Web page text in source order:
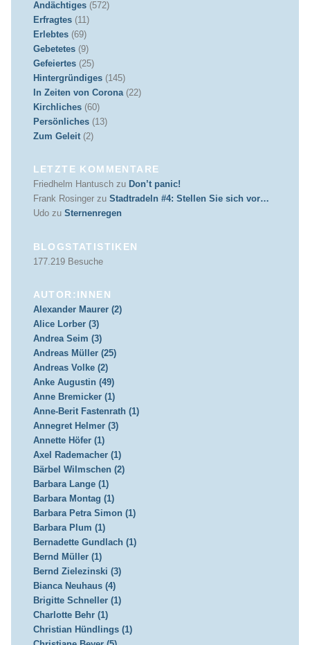
Andächtiges(572)
Erfragtes(11)
Erlebtes(69)
Gebetetes(9)
Gefeiertes(25)
Hintergründiges(145)
In Zeiten von Corona(22)
Kirchliches(60)
Persönliches(13)
Zum Geleit(2)
LETZTE KOMMENTARE
Friedhelm Hantuschzu Don’t panic!
Frank Rosingerzu Stadtradeln #4: Stellen Sie sich vor…
Udozu Sternenregen
BLOGSTATISTIKEN
177.219 Besuche
AUTOR:INNEN
Alexander Maurer (2)
Alice Lorber (3)
Andrea Seim (3)
Andreas Müller (25)
Andreas Volke (2)
Anke Augustin (49)
Anne Bremicker (1)
Anne-Berit Fastenrath (1)
Annegret Helmer (3)
Annette Höfer (1)
Axel Rademacher (1)
Bärbel Wilmschen (2)
Barbara Lange (1)
Barbara Montag (1)
Barbara Petra Simon (1)
Barbara Plum (1)
Bernadette Gundlach (1)
Bernd Müller (1)
Bernd Zielezinski (3)
Bianca Neuhaus (4)
Brigitte Schneller (1)
Charlotte Behr (1)
Christian Hündlings (1)